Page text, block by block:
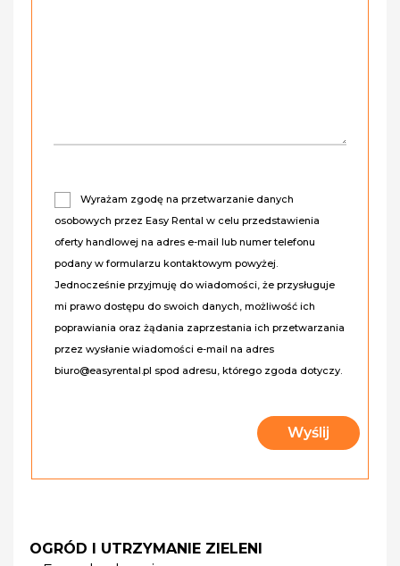
Wyrażam zgodę na przetwarzanie danych
osobowych przez Easy Rental w celu przedstawienia
oferty handlowej na adres e-mail lub numer telefonu
podany w formularzu kontaktowym powyżej.
Jednocześnie przyjmuję do wiadomości, że przysługuje
mi prawo dostępu do swoich danych, możliwość ich
poprawiania oraz żądania zaprzestania ich przetwarzania
przez wysłanie wiadomości e-mail na adres
biuro@easyrental.pl spod adresu, którego zgoda dotyczy.
OGRÓD I UTRZYMANIE ZIELENI